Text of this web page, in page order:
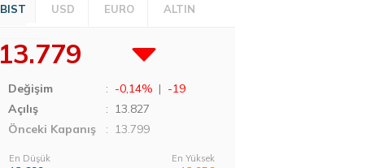
BIST USD EURO ALTIN
13.779
Değişim : -0,14% | -19
Açılış
: 13.827
Önceki Kapanış
: 13.799
En Düşük En Yüksek